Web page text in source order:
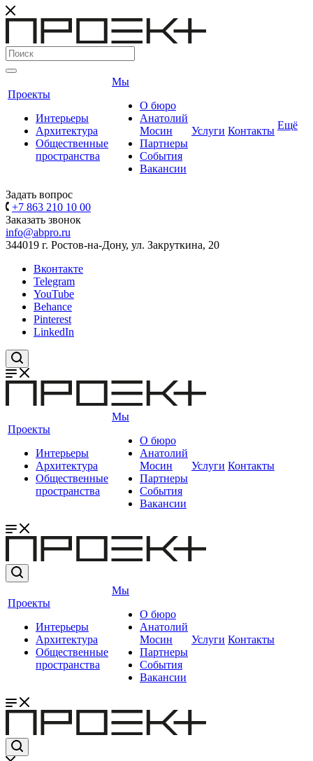
Проекты
Интерьеры
Архитектура
Общественные
пространства
Мы
О бюро
Анатолий
Мосин
Партнеры
События
Вакансии
Услуги Контакты Ещё
Задать вопрос
+7 863 210 10 00
Заказать звонок
info@abpro.ru
344019 г. Ростов-на-Дону, ул. Закруткина, 20
Вконтакте
Telegram
YouTube
Behance
Pinterest
LinkedIn
Проекты
Интерьеры
Архитектура
Общественные
пространства
Мы
О бюро
Анатолий
Мосин
Партнеры
События
Вакансии
Услуги Контакты
Проекты
Интерьеры
Архитектура
Общественные
пространства
Мы
О бюро
Анатолий
Мосин
Партнеры
События
Вакансии
Услуги Контакты